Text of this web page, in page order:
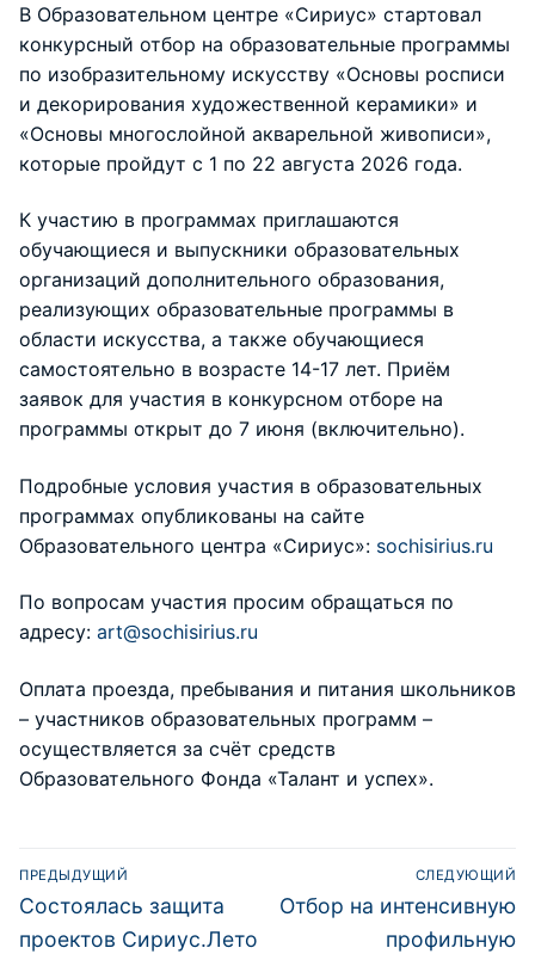
В Образовательном центре «Сириус» стартовал
конкурсный отбор на образовательные программы
по изобразительному искусству «Основы росписи
и декорирования художественной керамики» и
«Основы многослойной акварельной живописи»,
которые пройдут с 1 по 22 августа 2026 года.
К участию в программах приглашаются
обучающиеся и выпускники образовательных
организаций дополнительного образования,
реализующих образовательные программы в
области искусства, а также обучающиеся
самостоятельно в возрасте 14-17 лет. Приём
заявок для участия в конкурсном отборе на
программы открыт до 7 июня (включительно).
Подробные условия участия в образовательных
программах опубликованы на сайте
Образовательного центра «Сириус»: sochisirius.ru
По вопросам участия просим обращаться по
адресу: art@sochisirius.ru
Оплата проезда, пребывания и питания школьников
– участников образовательных программ –
осуществляется за счёт средств
Образовательного Фонда «Талант и успех».
ПРЕДЫДУЩИЙ
Состоялась защита
проектов Сириус.Лето
СЛЕДУЮЩИЙ
Отбор на интенсивную
профильную